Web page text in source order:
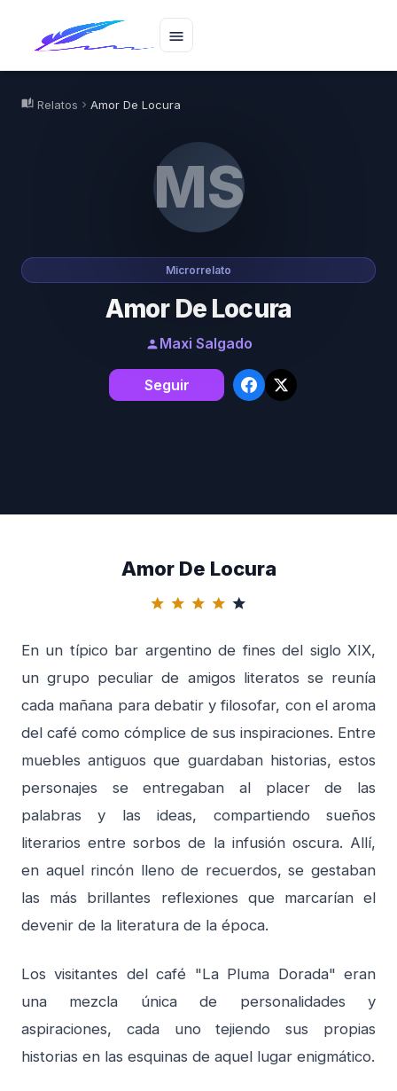
menu
auto_stories Relatos chevron_right Amor De Locura
MS
Microrrelato
Amor De Locura
personMaxi Salgado
Seguir
Amor De Locura
star star star star star
En un típico bar argentino de fines del siglo XIX,
un grupo peculiar de amigos literatos se reunía
cada mañana para debatir y filosofar, con el aroma
del café como cómplice de sus inspiraciones. Entre
muebles antiguos que guardaban historias, estos
personajes se entregaban al placer de las
palabras y las ideas, compartiendo sueños
literarios entre sorbos de la infusión oscura. Allí,
en aquel rincón lleno de recuerdos, se gestaban
las más brillantes reflexiones que marcarían el
devenir de la literatura de la época.
Los visitantes del café "La Pluma Dorada" eran
una mezcla única de personalidades y
aspiraciones, cada uno tejiendo sus propias
historias en las esquinas de aquel lugar enigmático.